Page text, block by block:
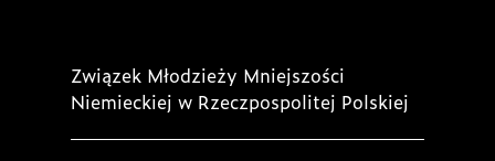
Związek Młodzieży Mniejszości
Niemieckiej w Rzeczpospolitej Polskiej